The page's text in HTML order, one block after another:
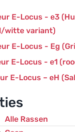
E-Locus - e3
witte variant)
E-Locus - Eg
E-Locus - e1
E-Locus – eH
Alle Rassen